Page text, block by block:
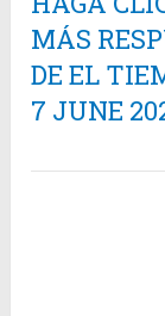
MÁS
DE EL
7 JUNE